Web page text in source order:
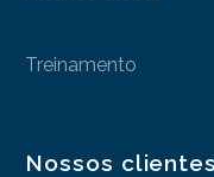
Treinamento
Nossos clientes